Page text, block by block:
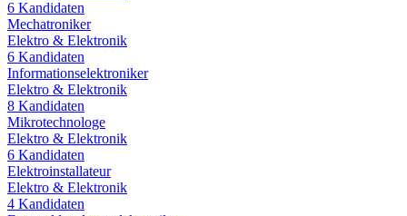
6 Kandidaten
Mechatroniker
Elektro & Elektronik
6 Kandidaten
Informationselektroniker
Elektro & Elektronik
8 Kandidaten
Mikrotechnologe
Elektro & Elektronik
6 Kandidaten
Elektroinstallateur
Elektro & Elektronik
4 Kandidaten